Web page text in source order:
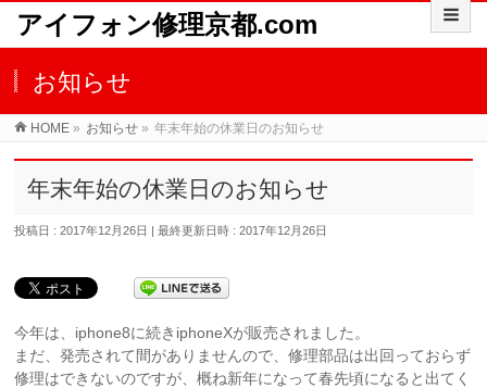
アイフォン修理京都.com
お知らせ
HOME » お知らせ » 年末年始の休業日のお知らせ
年末年始の休業日のお知らせ
投稿日 : 2017年12月26日 最終更新日時 : 2017年12月26日
今年は、iphone8に続きiphoneXが販売されました。
まだ、発売されて間がありませんので、修理部品は出回っておらず
修理はできないのですが、概ね新年になって春先頃になると出てく